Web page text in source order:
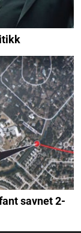
savnet 2-